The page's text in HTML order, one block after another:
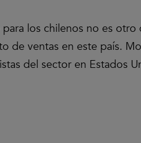
para los chilenos no es
de ventas en este país.
del sector en Estados